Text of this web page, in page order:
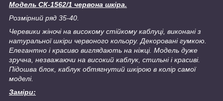
Модель СК-1562/1 червона шкіра.
Розмірний ряд 35-40.
Черевики жіночі на високому стійкому каблуці, виконані з
натуральної шкіри червоного кольору. Декоровані гумкою.
Елегантно і красиво виглядають на ніжці. Модель дуже
зручна, незважаючи на високий каблук, стильні і красиві.
Підошва блок, каблук обтягнутий шкірою в колір самої
моделі.
Заміри: